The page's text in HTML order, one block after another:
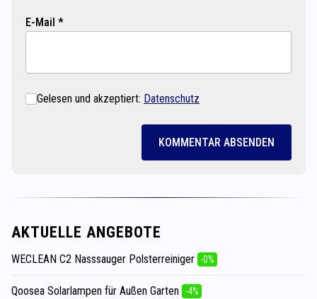
E-Mail *
Gelesen und akzeptiert: Datenschutz
KOMMENTAR ABSENDEN
AKTUELLE ANGEBOTE
WECLEAN C2 Nasssauger Polsterreiniger -0%
Qoosea Solarlampen für Außen Garten -4%